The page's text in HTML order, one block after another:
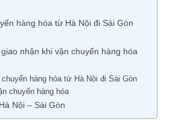
hàng hóa từ Hà Nội đi Sài Gòn
nhận khi vận chuyển hàng hóa
hàng hóa từ Hà Nội đi Sài Gòn
chuyển hàng hóa
Nội – Sài Gòn